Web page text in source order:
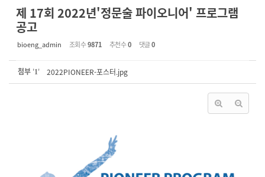
학부생 국제학술대회 참관프로그램
제 17회 2022년'정문술 파이오니어' 프로그램
공고
bioeng_admin 조회 수9871 추천 수0 댓글0
첨부 '1' 2022PIONEER-포스터.jpg